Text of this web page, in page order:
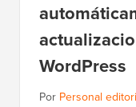
WordPress
Por Personal